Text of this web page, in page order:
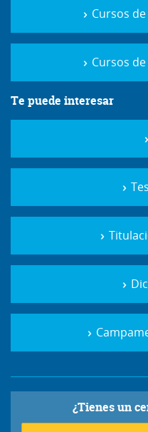
Cursos
Cursos
Te puede interesar
¿Tienes un